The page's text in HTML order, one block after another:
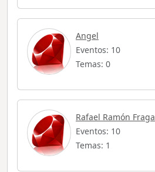
Angel
Eventos: 10
Temas: 0
Rafael Ramón Fraga
Eventos: 10
Temas: 1